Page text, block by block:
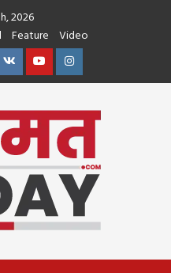
2026
Feature
Video
VK YoutubeInstagram